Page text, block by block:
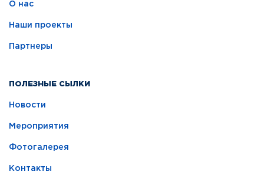
О нас
Наши проекты
Партнеры
ПОЛЕЗНЫЕ СЫЛКИ
Новости
Мероприятия
Фотогалерея
Контакты